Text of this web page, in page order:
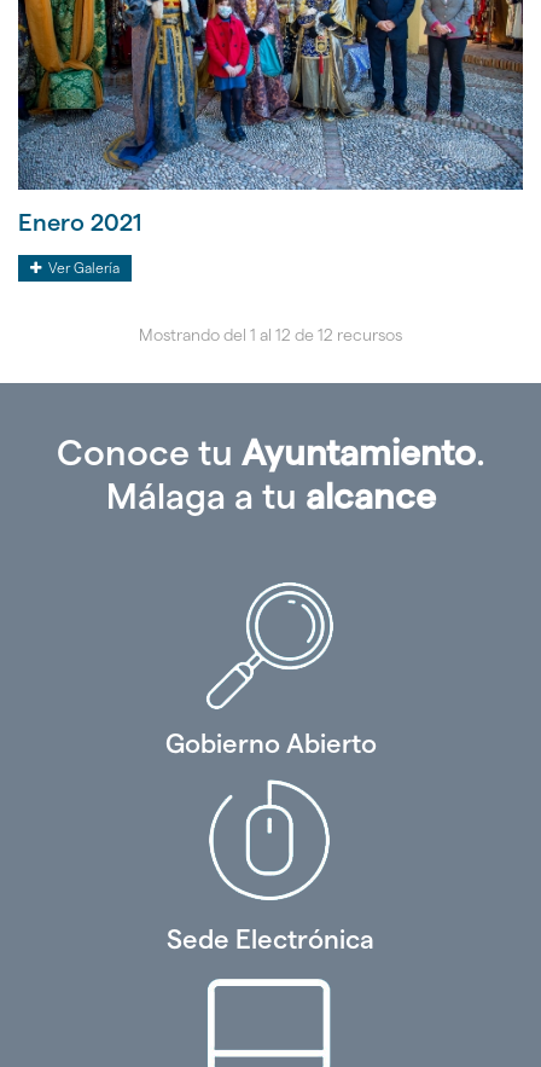
Enero 2021
Ver GaleríaEnero
2021
Mostrando del 1 al 12 de 12 recursos
Conoce tu Ayuntamiento.
Málaga a tu alcance
Gobierno Abierto
Sede Electrónica